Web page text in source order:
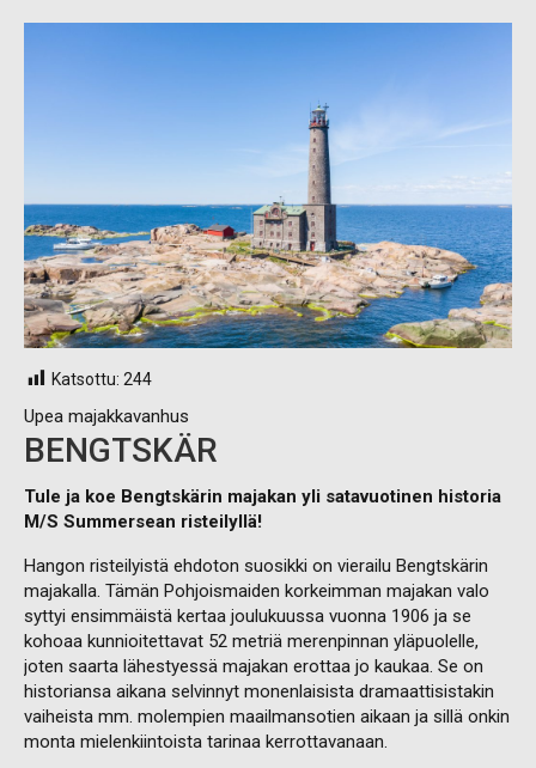
Katsottu: 244
Upea majakkavanhus
BENGTSKÄR
Tule ja koe Bengtskärin majakan yli satavuotinen historia
M/S Summersean risteilyllä!
Hangon risteilyistä ehdoton suosikki on vierailu Bengtskärin
majakalla. Tämän Pohjoismaiden korkeimman majakan valo
syttyi ensimmäistä kertaa joulukuussa vuonna 1906 ja se
kohoaa kunnioitettavat 52 metriä merenpinnan yläpuolelle,
joten saarta lähestyessä majakan erottaa jo kaukaa. Se on
historiansa aikana selvinnyt monenlaisista dramaattisistakin
vaiheista mm. molempien maailmansotien aikaan ja sillä onkin
monta mielenkiintoista tarinaa kerrottavanaan.